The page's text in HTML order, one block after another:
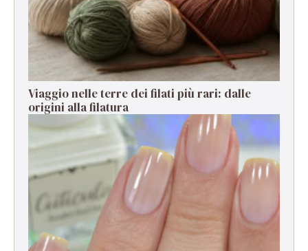
Viaggio nelle terre dei filati più rari: dalle
origini alla filatura